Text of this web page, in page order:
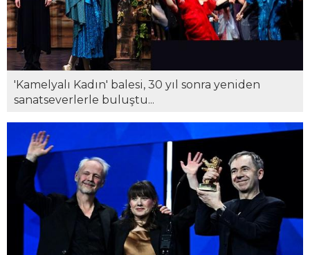
'Kamelyalı Kadın' balesi, 30 yıl sonra yeniden
sanatseverlerle buluştu...